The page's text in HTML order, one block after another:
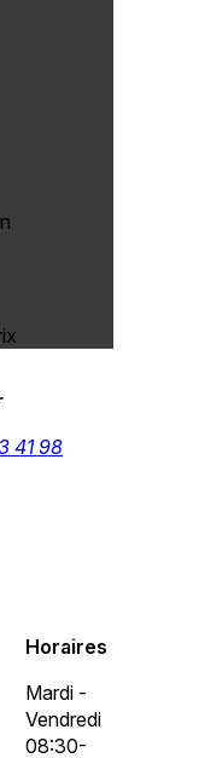
41 98
Horaires
Mardi -
Vendredi
08:30-